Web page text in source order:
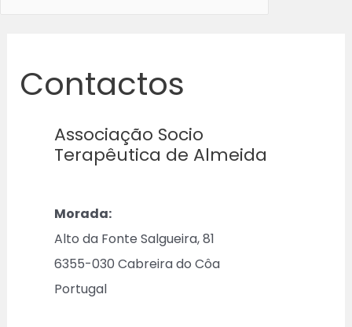
Contactos
Associação Socio
Terapêutica de Almeida
Morada:
Alto da Fonte Salgueira, 81
6355-030 Cabreira do Côa
Portugal